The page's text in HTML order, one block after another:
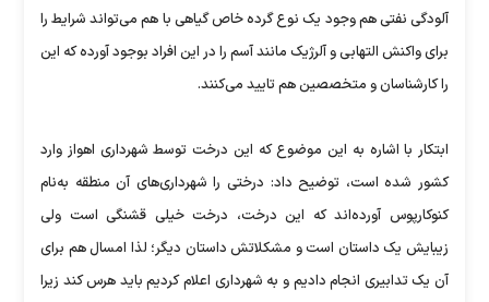
آلودگی نفتی هم وجود یک نوع گرده خاص گیاهی با هم می‌تواند شرایط را
برای واکنش التهابی و آلرژیک مانند آسم را در این افراد بوجود آورده که این
را کارشناسان و متخصصین هم تایید می‌کنند.
ابتکار با اشاره به این موضوع که این درخت توسط شهرداری اهواز وارد
کشور شده است، توضیح داد: درختی را شهرداری‌های آن منطقه به‌نام
کنوکارپوس آورده‌اند که این درخت، درخت خیلی قشنگی است ولی
زیبایش یک داستان است و مشکلاتش داستان دیگر؛ لذا امسال هم برای
آن یک تدابیری انجام دادیم و به شهرداری اعلام کردیم باید هرس کند زیرا